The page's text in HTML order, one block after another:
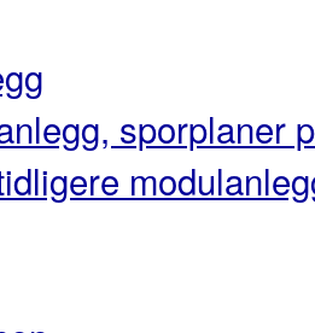
sporplaner